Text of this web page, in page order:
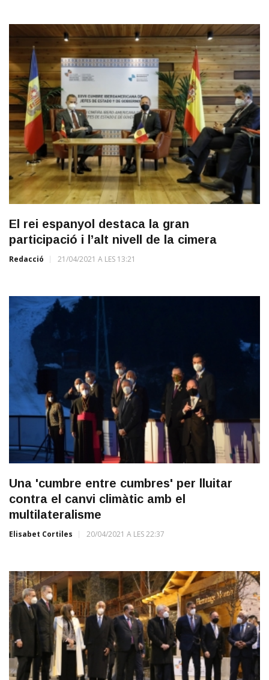
El rei espanyol destaca la gran
participació i l’alt nivell de la cimera
Redacció 21/04/2021 A LES 13:21
Una 'cumbre entre cumbres' per lluitar
contra el canvi climàtic amb el
multilateralisme
Elisabet Cortiles 20/04/2021 A LES 22:37